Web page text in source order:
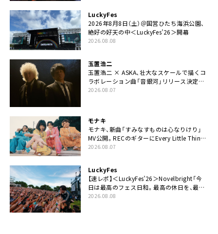
LuckyFes
2026年8月8日（土）＠国営ひたち海浜公園、
絶好の好天の中＜LuckyFes’26＞開幕
2026.08.08
玉置浩二
玉置浩二 × ASKA、壮大なスケールで描くコ
ラボレーション曲「音銀河」リリース決定。
カップリングには新曲「命の宿り」収録も
2026.08.07
モナキ
モナキ、新曲「すみなすものは心なりけり」
MV公開。RECのギターにEvery Little Thing・
伊藤一朗参加も
2026.08.07
LuckyFes
【速レポ】＜LuckyFes’26＞Novelbright「今
日は最高のフェス日和。最高の休日を、最高
の夏休みを作っていきたい」
2026.08.08